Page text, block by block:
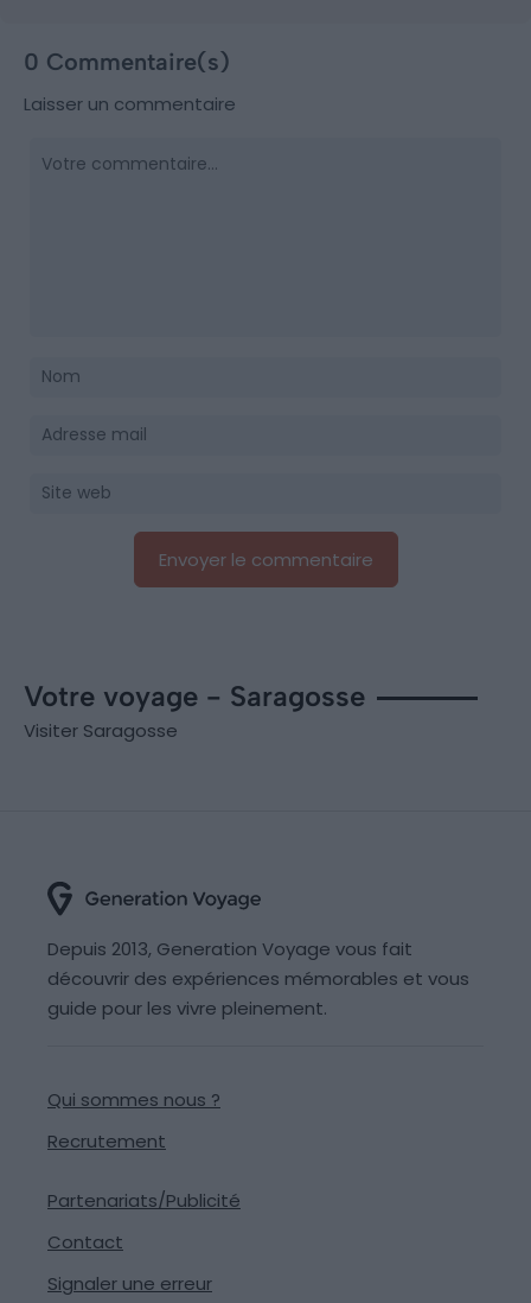
0 Commentaire(s)
Laisser un commentaire
Votre voyage - Saragosse
Visiter Saragosse
Depuis 2013, Generation Voyage vous fait
découvrir des expériences mémorables et vous
guide pour les vivre pleinement.
Qui sommes nous ?
Recrutement
Partenariats/Publicité
Contact
Signaler une erreur